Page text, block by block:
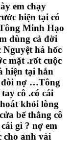
em chạy
hiện tại có
Minh Hạo
dùng cả đời
Nguyệt há hốc
mặt .rốt cuộc
hiện tại hắn
đòi nợ …Tông
cô .có cái
khỏi lòng
bế thẳng cô
gì ? nợ em
anh vài